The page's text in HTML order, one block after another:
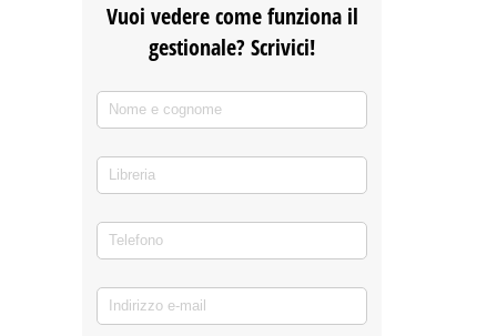
Vuoi vedere come funziona il
gestionale? Scrivici!
Nome e cognome
Libreria
Telefono
Indirizzo e-mail(richiesto)